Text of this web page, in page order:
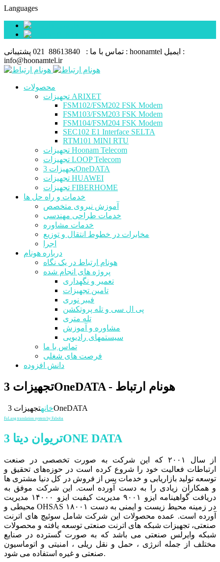
Languages
تماس با ما : پشتیبانی : hoonamtel
ایمیل :
info@hoonamtel.ir
محصولات
تجهیزات ARIXET
FSM102/FSM202 FSK Modem
FSM103/FSM203 FSK Modem
FSM104/FSM204 FSK Modem
SEC102 E1 Interface SELTA
RTM101 MINI RTU
تجهیزات Hoonam Telecom
تجهیزات LOOP Telecom
تجهیزات 3OneDATA
تجهیزات HUAWEI
تجهیزات FIBERHOME
خدمات و راه حل ها
آموزش نیروی متخصص
خدمات طراحی مهندسی
خدمات مشاوره
مخابرات در خطوط انتقال و توزیع
اجرا
درباره هونام
هونام ارتباط در یک نگاه
پروژه های انجام شده
تعمیر و نگهداری
تامین تجهیزات
فیبر نوری
پی ال سی و تله پروتکشن
تله متری
مشاوره و آموزش
سیستمهای رادیویی
تماس با ما
فرصت های شغلی
دانش افزوده
تجهیزات 3OneDATA - هونام ارتباط
خانهتجهیزات 3OneDATA
FaLang translation system by Faboba
تریوان دیتا 3ONE DATA
از سال ۲۰۰۱ که این شرکت به صورت تخصصی در صنعت
ارتباطات فعالیت خود را شروع کرده است در حوزه‌های تحقیق و
توسعه تولید بازاریابی و خدمات پس از فروش در کل دنیا مشتری ها
و همکاران زیادی را به دست آورده است. این شرکت موفق به
دریافت گواهینامه ایزو ۹۰۰۱ مدیریت کیفیت ایزو ۱۴۰۰۰ مدیریت
محیطی و OHSAS ۱۸۰۰۱ در زمینه محیط زیست و ایمنی به دست
آورده است. عمده محصولات این شرکت شامل سوئیچ های اترنت
صنعتی، تجهیزات شبکه های اترنت صنعتی توسعه یافته و محصولات
شبکه وایرلس صنعتی می باشد که به صورت گسترده در صنایع
مختلف از جمله انرژی ، حمل و نقل ریلی ، امنیتی و اتوماسیون
صنعتی و غیره استفاده می شود.